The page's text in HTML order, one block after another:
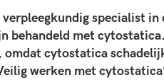
specialist in
behandeld met
omdat cytostatica
werken met